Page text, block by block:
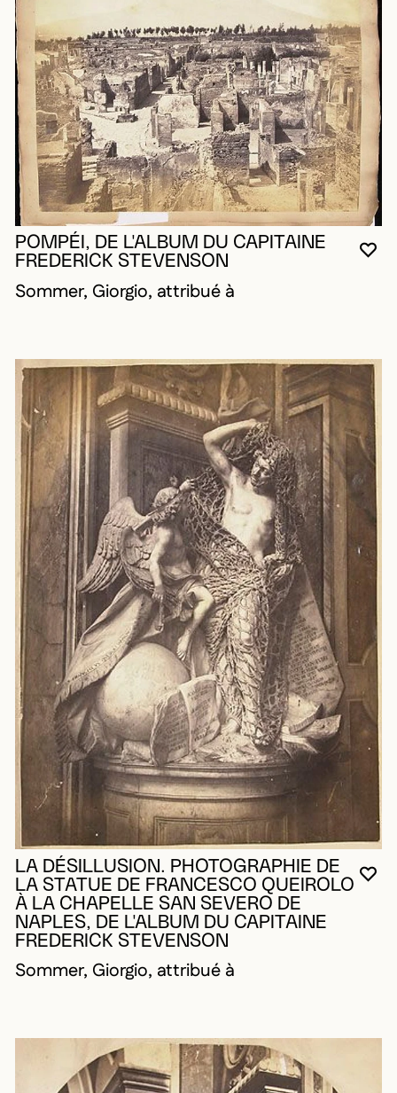
POMPÉI, DE L'ALBUM DU CAPITAINE
FREDERICK STEVENSON
Sommer, Giorgio, attribué à
LA DÉSILLUSION. PHOTOGRAPHIE DE
LA STATUE DE FRANCESCO QUEIROLO
À LA CHAPELLE SAN SEVERO DE
NAPLES, DE L'ALBUM DU CAPITAINE
FREDERICK STEVENSON
Sommer, Giorgio, attribué à